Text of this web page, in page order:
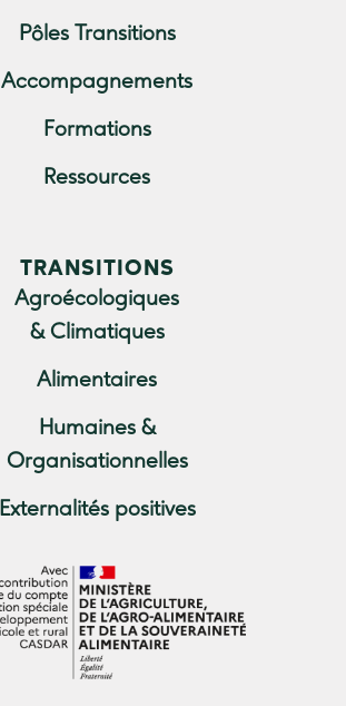
Pôles Transitions
Accompagnements
Formations
Ressources
TRANSITIONS
Agroécologiques
& Climatiques
Alimentaires
Humaines &
Organisationnelles
Externalités positives